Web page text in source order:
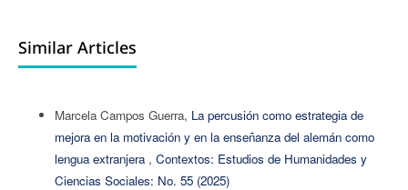
Similar Articles
Marcela Campos Guerra, La percusión como estrategia de
mejora en la motivación y en la enseñanza del alemán como
lengua extranjera , Contextos: Estudios de Humanidades y
Ciencias Sociales: No. 55 (2025)